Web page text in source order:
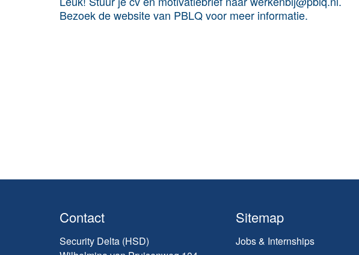
Bezoek de website van PBLQ voor meer informatie.
Contact
Security Delta (HSD)
Sitemap
Jobs & Internships